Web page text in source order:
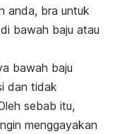
anda, bra untuk
bawah baju atau
bawah baju
dan tidak
sebab itu,
menggayakan